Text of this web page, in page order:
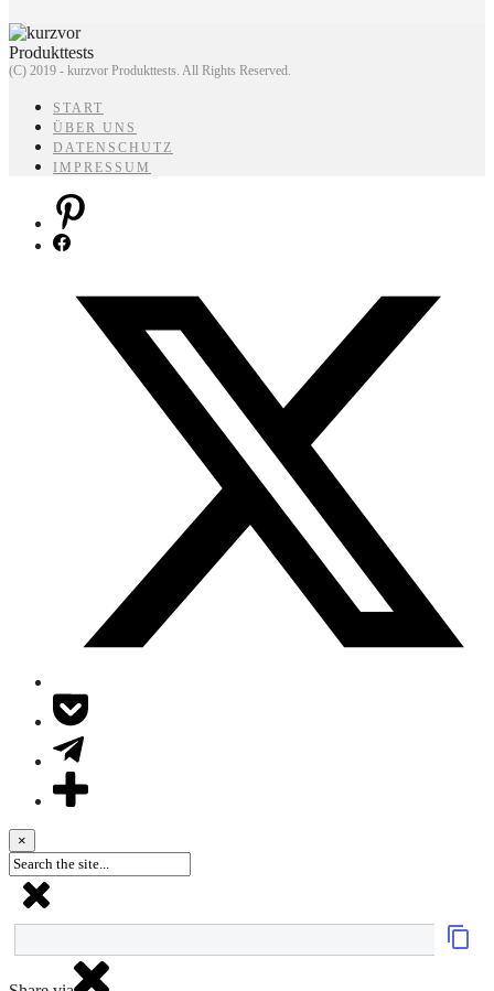
(C) 2019 - kurzvor Produkttests. All Rights Reserved.
START
ÜBER UNS
DATENSCHUTZ
IMPRESSUM
×